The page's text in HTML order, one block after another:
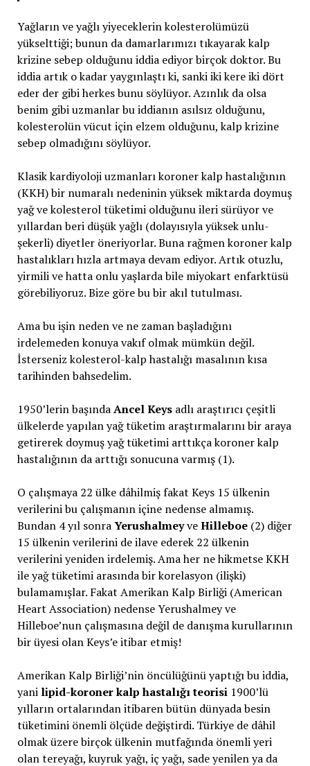
Yağların ve yağlı yiyeceklerin kolesterolümüzü
yükselttiği; bunun da damarlarımızı tıkayarak kalp
krizine sebep olduğunu iddia ediyor birçok doktor. Bu
iddia artık o kadar yaygınlaştı ki, sanki iki kere iki dört
eder der gibi herkes bunu söylüyor. Azınlık da olsa
benim gibi uzmanlar bu iddianın asılsız olduğunu,
kolesterolün vücut için elzem olduğunu, kalp krizine
sebep olmadığını söylüyor.
Klasik kardiyoloji uzmanları koroner kalp hastalığının
(KKH) bir numaralı nedeninin yüksek miktarda doymuş
yağ ve kolesterol tüketimi olduğunu ileri sürüyor ve
yıllardan beri düşük yağlı (dolayısıyla yüksek unlu-
şekerli) diyetler öneriyorlar. Buna rağmen koroner kalp
hastalıkları hızla artmaya devam ediyor. Artık otuzlu,
yirmili ve hatta onlu yaşlarda bile miyokart enfarktüsü
görebiliyoruz. Bize göre bu bir akıl tutulması.
Ama bu işin neden ve ne zaman başladığını
irdelemeden konuya vakıf olmak mümkün değil.
İsterseniz kolesterol-kalp hastalığı masalının kısa
tarihinden bahsedelim.
1950’lerin başındaAncel Keysadlı araştırıcı çeşitli
ülkelerde yapılan yağ tüketim araştırmalarını bir araya
getirerek doymuş yağ tüketimi arttıkça koroner kalp
hastalığının da arttığı sonucuna varmış (1).
O çalışmaya 22 ülke dâhilmiş fakat Keys 15 ülkenin
verilerini bu çalışmanın içine nedense almamış.
Bundan 4 yıl sonraYerushalmeyveHilleboe(2) diğer
15 ülkenin verilerini de ilave ederek 22 ülkenin
verilerini yeniden irdelemiş. Ama her ne hikmetse KKH
ile yağ tüketimi arasında bir korelasyon (ilişki)
bulamamışlar. Fakat Amerikan Kalp Birliği (American
Heart Association) nedense Yerushalmey ve
Hilleboe’nun çalışmasına değil de danışma kurullarının
bir üyesi olan Keys’e itibar etmiş!
Amerikan Kalp Birliği’nin öncülüğünü yaptığı bu iddia,
yani lipid-koroner kalp hastalığı teorisi1900’lü
yılların ortalarından itibaren bütün dünyada besin
tüketimini önemli ölçüde değiştirdi. Türkiye de dâhil
olmak üzere birçok ülkenin mutfağında önemli yeri
olan tereyağı, kuyruk yağı, iç yağı, sade yenilen ya da